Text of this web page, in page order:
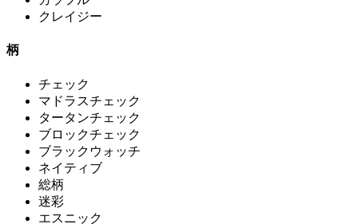
クレイジー
柄
チェック
マドラスチェック
タータンチェック
ブロックチェック
ブラックウォッチ
ネイティブ
総柄
迷彩
エスニック